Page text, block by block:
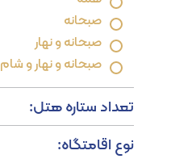
صبحانه
صبحانه و نهار
صبحانه و نهار و شام
تعداد ستاره هتل:
نوع اقامتگاه: